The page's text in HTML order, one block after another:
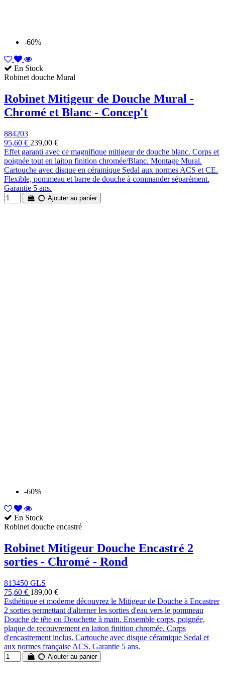
-60%
En Stock
Robinet douche Mural
Robinet Mitigeur de Douche Mural -
Chromé et Blanc - Concep't
884203
95,60 € 239,00 €
Effet garanti avec ce magnifique mitigeur de douche blanc. Corps et
poignée tout en laiton finition chromée/Blanc. Montage Mural.
Cartouche avec disque en céramique Sedal aux normes ACS et CE.
Flexible, pommeau et barre de douche à commander séparément.
Garantie 5 ans.
Ajouter au panier
-60%
En Stock
Robinet douche encastré
Robinet Mitigeur Douche Encastré 2
sorties - Chromé - Rond
813450 GLS
75,60 € 189,00 €
Esthétique et moderne découvrez le Mitigeur de Douche à Encastrer
2 sorties permettant d'alterner les sorties d'eau vers le pommeau
Douche de tête ou Douchette à main. Ensemble corps, poignée,
plaque de recouvrement en laiton finition chromée. Corps
d'encastrement inclus. Cartouche avec disque céramique Sedal et
aux normes française ACS. Garantie 5 ans.
Ajouter au panier